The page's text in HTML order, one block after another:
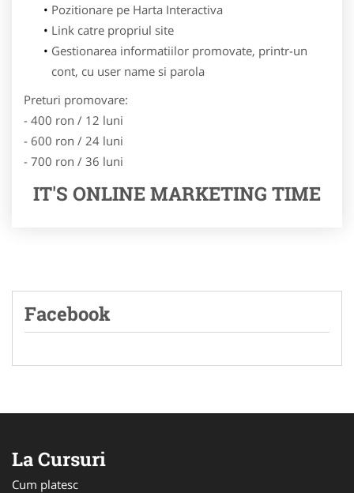
Pozitionare pe Harta Interactiva
Link catre propriul site
Gestionarea informatiilor promovate, printr-un
cont, cu user name si parola
Preturi promovare:
- 400 ron / 12 luni
- 600 ron / 24 luni
- 700 ron / 36 luni
IT'S ONLINE MARKETING TIME
Facebook
La Cursuri
Cum platesc